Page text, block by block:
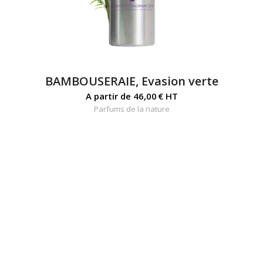
BAMBOUSERAIE, Evasion verte
A partir de 46,00 €HT
Parfums de la nature